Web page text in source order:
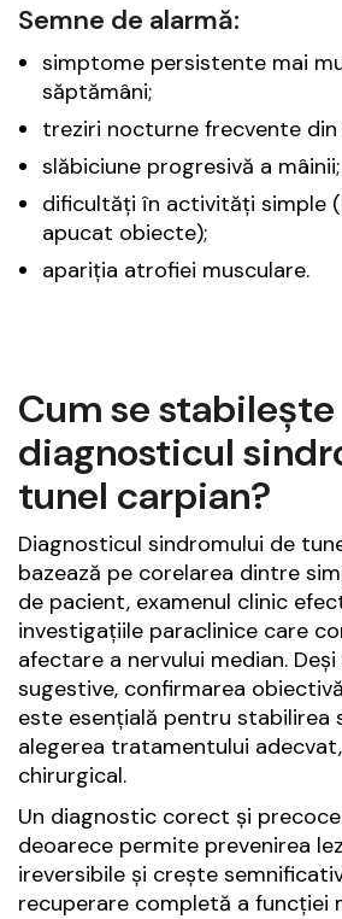
Semne de alarmă:
simptome persistente mai
săptămâni;
treziri nocturne frecvente din
slăbiciune progresivă a mâinii;
dificultăți în activități simple
apucat obiecte);
apariția atrofiei musculare.
Cum se stabilește
diagnosticul
tunel carpian?
Diagnosticul sindromului de
bazează pe corelarea dintre
de pacient, examenul clinic
investigațiile paraclinice care
afectare a nervului median.
sugestive, confirmarea
este esențială pentru stabilirea
alegerea tratamentului
chirurgical.
Un diagnostic corect și
deoarece permite prevenirea
ireversibile și crește
recuperare completă a funcției